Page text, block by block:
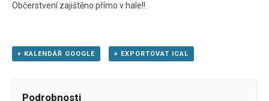
Občerstvení zajištěno přímo v hale!!
+ KALENDÁŘ GOOGLE + EXPORTOVAT ICAL
Podrobnosti